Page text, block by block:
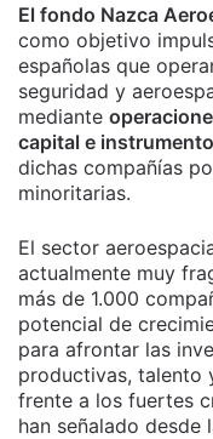
El fondo Nazca
como objetivo
españolas que
seguridad y
mediante
capital e
dichas compañías
minoritarias.
El sector
actualmente muy
más de 1.000
potencial de
para afrontar las
productivas, talento
frente a los fuertes
han señalado desde